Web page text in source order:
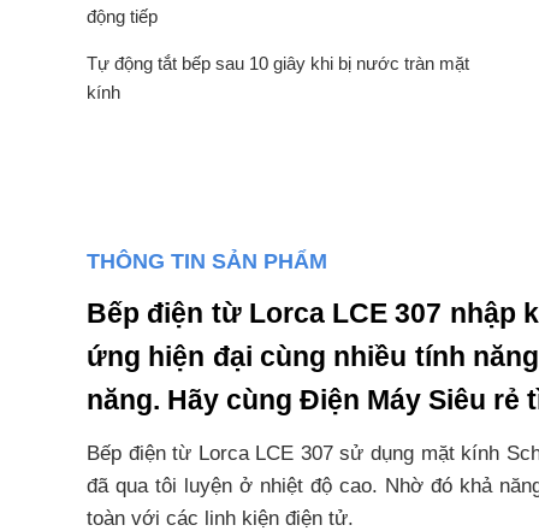
động tiếp
Tự động tắt bếp sau 10 giây khi bị nước tràn mặt
kính
THÔNG TIN SẢN PHẨM
Bếp điện từ Lorca LCE 307 nhập
ứng hiện đại cùng nhiều tính
năng. Hãy cùng Điện Máy Siêu rẻ
Bếp điện từ Lorca LCE 307 sử dụng mặt kính
đã qua tôi luyện ở nhiệt độ cao. Nhờ đó khả
toàn với các linh kiện điện tử.